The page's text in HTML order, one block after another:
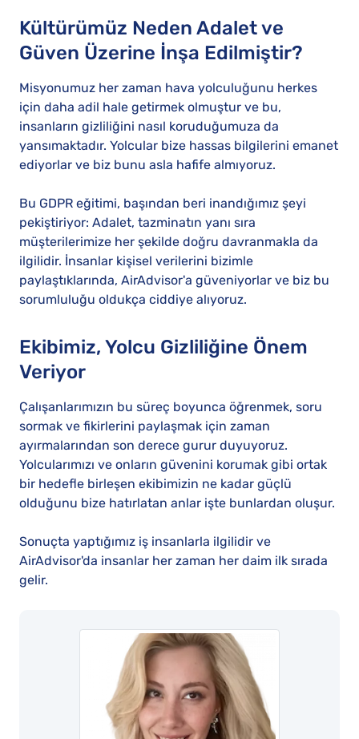
Kültürümüz Neden Adalet ve
Güven Üzerine İnşa Edilmiştir?
Misyonumuz her zaman hava yolculuğunu herkes
için daha adil hale getirmek olmuştur ve bu,
insanların gizliliğini nasıl koruduğumuza da
yansımaktadır. Yolcular bize hassas bilgilerini emanet
ediyorlar ve biz bunu asla hafife almıyoruz.
Bu GDPR eğitimi, başından beri inandığımız şeyi
pekiştiriyor: Adalet, tazminatın yanı sıra
müşterilerimize her şekilde doğru davranmakla da
ilgilidir. İnsanlar kişisel verilerini bizimle
paylaştıklarında, AirAdvisor'a güveniyorlar ve biz bu
sorumluluğu oldukça ciddiye alıyoruz.
Ekibimiz, Yolcu Gizliliğine Önem
Veriyor
Çalışanlarımızın bu süreç boyunca öğrenmek, soru
sormak ve fikirlerini paylaşmak için zaman
ayırmalarından son derece gurur duyuyoruz.
Yolcularımızı ve onların güvenini korumak gibi ortak
bir hedefle birleşen ekibimizin ne kadar güçlü
olduğunu bize hatırlatan anlar işte bunlardan oluşur.
Sonuçta yaptığımız iş insanlarla ilgilidir ve
AirAdvisor'da insanlar her zaman her daim ilk sırada
gelir.